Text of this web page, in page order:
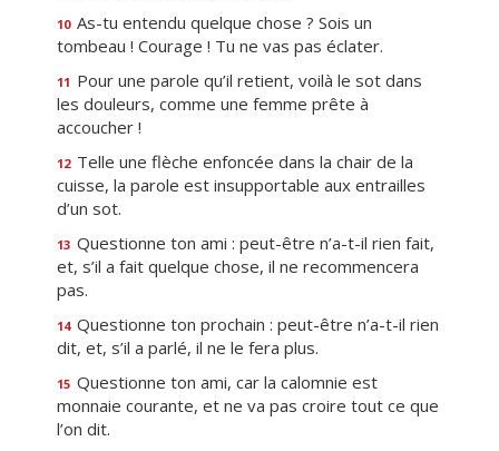
10 As-tu entendu quelque chose ? Sois un
tombeau ! Courage ! Tu ne vas pas éclater.
11 Pour une parole qu’il retient, voilà le sot dans
les douleurs, comme une femme prête à
accoucher !
12 Telle une flèche enfoncée dans la chair de la
cuisse, la parole est insupportable aux entrailles
d’un sot.
13 Questionne ton ami : peut-être n’a-t-il rien fait,
et, s’il a fait quelque chose, il ne recommencera
pas.
14 Questionne ton prochain : peut-être n’a-t-il rien
dit, et, s’il a parlé, il ne le fera plus.
15 Questionne ton ami, car la calomnie est
monnaie courante, et ne va pas croire tout ce que
l’on dit.